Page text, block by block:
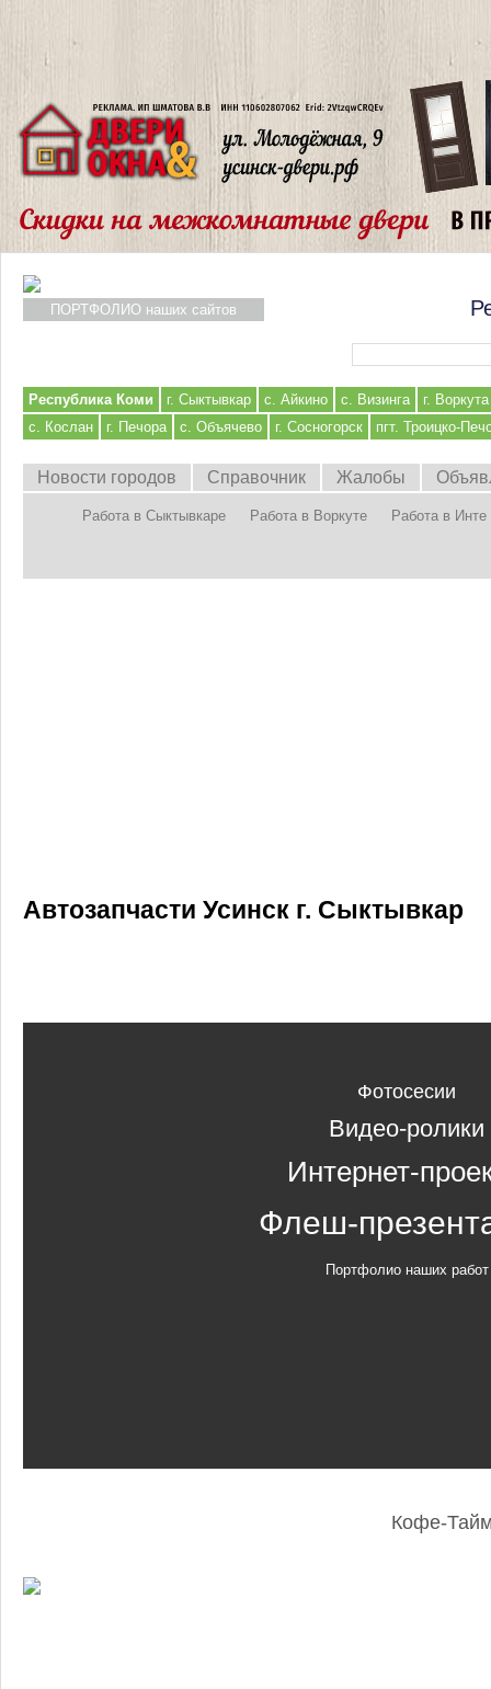
ПОРТФОЛИО наших сайтов
Республика Коми г. Сыктывкар с. Айкино с. Визинга
г. Воркута
с. Кослан
г. Печора с. Объячево г. Сосногорск пгт. Троицко-
Новости городов Справочник Жалобы
Работа в Сыктывкаре Работа в Воркуте Работа в Инте
Автозапчасти Усинск г. Сыктывкар
Фотосесии
Видео-ролики
Интернет-
Флеш-
Портфолио наших работ
Кофе-